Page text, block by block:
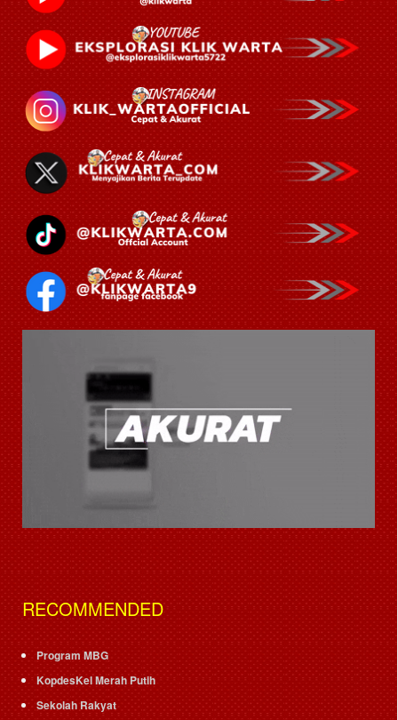
RECOMMENDED
Program MBG
KopdesKel Merah Putih
Sekolah Rakyat